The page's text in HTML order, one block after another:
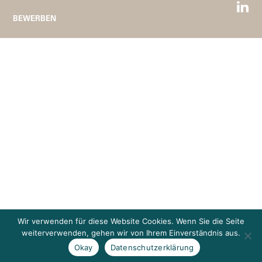
BEWERBEN
Wir verwenden für diese Website Cookies. Wenn Sie die Seite
weiterverwenden, gehen wir von Ihrem Einverständnis aus.
Okay
Datenschutzerklärung